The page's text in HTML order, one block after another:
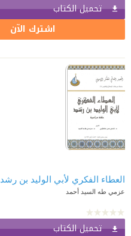
تحميل الكتاب
اشترك الآن
العطاء الفكري لأبي الوليد بن رشد
عزمي طه السيد أحمد
تحميل الكتاب